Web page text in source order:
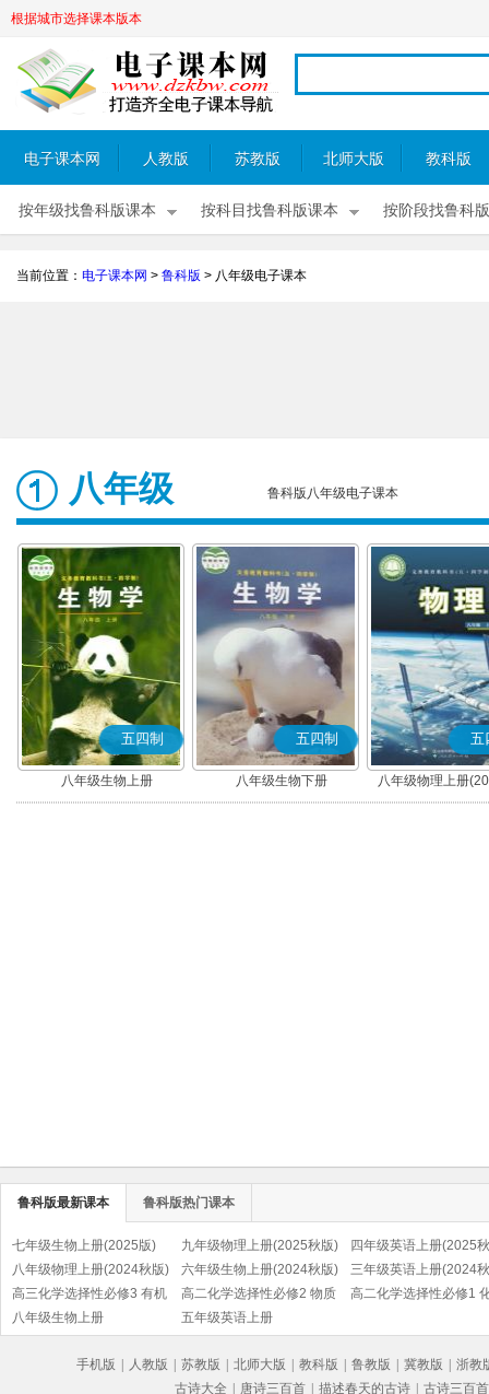
根据城市选择课本版本
电子课本网 人教版 苏教版 北师大版 教科版
按年级找鲁科版课本 按科目找鲁科版课本 按阶段找鲁科
当前位置： 电子课本网 > 鲁科版 > 八年级电子课本
八年级 鲁科版八年级电子课本
五四制
八年级生物上册
五四制
八年级生物下册
五
八年级物理上册
鲁科版最新课本 鲁科版热门课本
七年级生物上册(2025版) 九年级物理上册(2025秋版)
四年级英语上册(2025
八年级物理上册(2024秋版)
六年级生物上册(2024秋版)
三年级英语上册(2024
高三化学选择性必修3 有机
化学基础
高二化学选择性必修2 物质
结构与性质
高二化学选择性必修1
八年级生物上册 五年级英语上册
手机版 人教版 苏教版 北师大版 教科版 鲁教版 冀教版
浙教
古诗大全
唐诗三百首 描述春天的古诗
古诗三百首